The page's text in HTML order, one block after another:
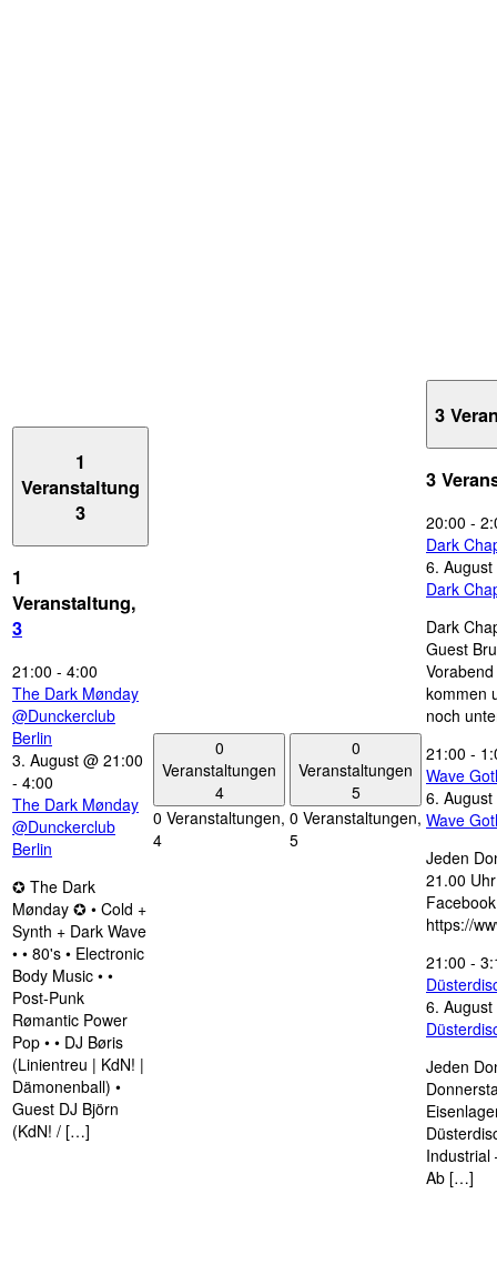
1
Veranstaltung
3
1
Veranstaltung,
3
21:00 - 4:00
The Dark Mønday
@Dunckerclub
Berlin
3. August @ 21:00
- 4:00
The Dark Mønday
@Dunckerclub
Berlin
✪ The Dark
Mønday ✪ • Cold +
Synth + Dark Wave
• • 80's • Electronic
Body Music • •
Post-Punk
Rømantic Power
Pop • • DJ Børis
(Linientreu | KdN! |
Dämonenball) •
Guest DJ Björn
(KdN! / […]
0
Veranstaltungen
4
0 Veranstaltungen,
4
0
Veranstaltungen
5
0 Veranstaltungen,
5
3
3
20:00 -
Dark
6.
Dark
Dark
Guest
kommen
noch
21:00 -
Wave
6.
Wave
Jeden
21.00
https://
21:00 -
6.
Jeden
Industrial
Ab […]